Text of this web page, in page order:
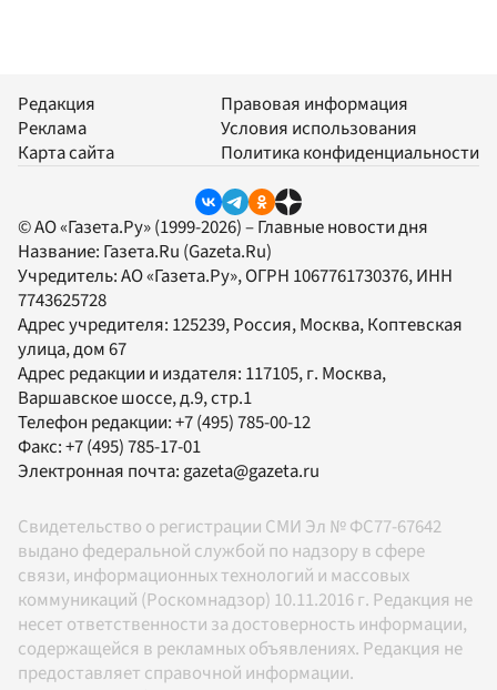
Редакция
Реклама
Карта сайта
Правовая информация
Условия использования
Политика конфиденциальности
© АО «Газета.Ру» (1999-2026) – Главные новости дня
Название: Газета.Ru (Gazeta.Ru)
Учредитель:АО «Газета.Ру», ОГРН 1067761730376, ИНН
7743625728
Адрес учредителя: 125239, Россия, Москва, Коптевская
улица, дом 67
Адрес редакции и издателя: 117105, г. Москва,
Варшавское шоссе, д.9, стр.1
Телефон редакции:+7 (495) 785-00-12
Факс:+7 (495) 785-17-01
Электронная почта: gazeta@gazeta.ru
Свидетельство о регистрации СМИ Эл № ФС77-67642
выдано федеральной службой по надзору в сфере
связи, информационных технологий и массовых
коммуникаций (Роскомнадзор) 10.11.2016 г. Редакция не
несет ответственности за достоверность информации,
содержащейся в рекламных объявлениях. Редакция не
предоставляет справочной информации.